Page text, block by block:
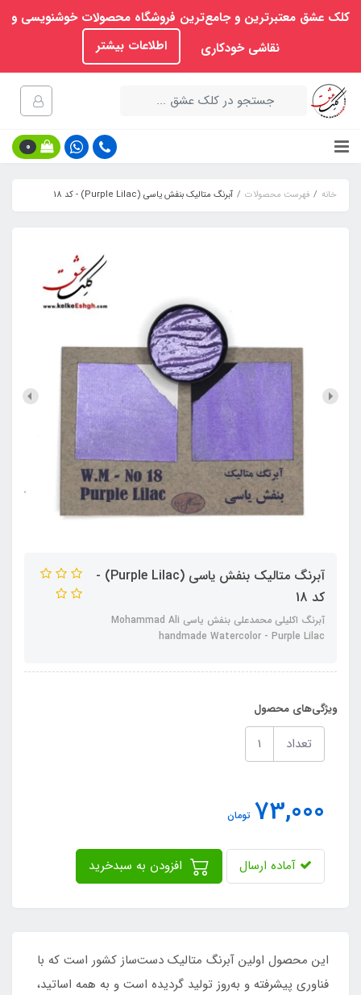
کلک عشق معتبرترین و جامع‌ترین فروشگاه محصولات خوشنویسی و
نقاشی خودکاری
اطلاعات بیشتر
0
خانه فهرست محصولات آبرنگ متالیک بنفش یاسی (Purple Lilac) - کد 18
آبرنگ متالیک بنفش یاسی (Purple Lilac) -
کد 18
آبرنگ اکلیلی محمدعلی بنفش یاسی Mohammad Ali
handmade Watercolor - Purple Lilac
ویژگی‌های محصول
تعداد
73,000 تومان
آماده ارسال
این محصول اولین آبرنگ متالیک دست‌ساز کشور است که با
فناوری پیشرفته و به‌روز تولید گردیده است و به همه اساتید،